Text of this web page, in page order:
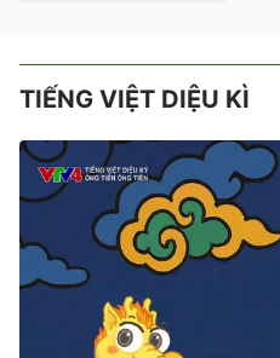
TIẾNG VIỆT DIỆU KÌ